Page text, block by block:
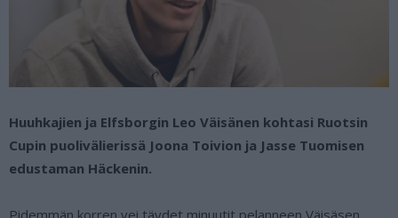
Huuhkajien ja Elfsborgin Leo Väisänen kohtasi Ruotsin
Cupin puolivälierissä Joona Toivion ja Jasse Tuomisen
edustaman Häckenin.
Pidemmän korren vei täydet minuutit pelanneen Väisäsen